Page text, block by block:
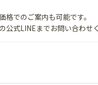
格でのご案内も可能です。
公式LINEまでお問い合わせ